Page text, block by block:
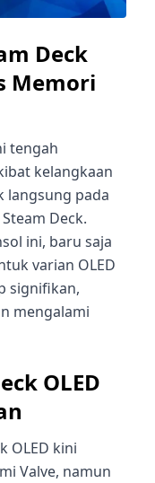
Deck
Memori
tengah
kelangkaan
langsung pada
Deck.
ini, baru saja
varian OLED
signifikan,
mengalami
OLED
OLED kini
Valve, namun